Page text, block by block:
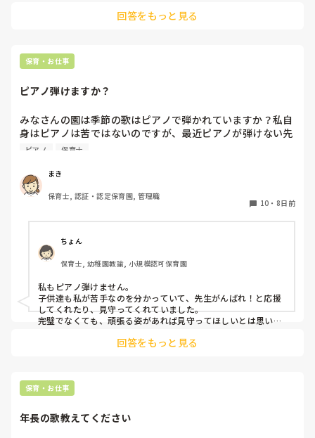
私が働いていた園では暗に必須なところ(練習して来てとか、子
人が、、というところが多かったように感じます。
弾けた方がいいに違いないですが、例えばピアノでなくてギタ
す。
のペースに合わせて楽しく演奏出来れば良いのかなと思いま
す。(もちろん正式なリズムが大切なのもわかっています)
弾ける人がいなければ普段は音源でも仕方ないかなとも思いま
歌いたいですね😊
私も苦手であまり弾けません。
片手で弾くこともあります。笑
回答をもっと見る
保育・お仕事
ピアノ弾けますか？
みなさんの園は季節の歌はピアノで弾かれていますか？私自
身はピアノは苦ではないのですが、最近ピアノが弾けない先
生が多く、季節の歌をうたう際に演奏が止まったり、弾き直
これならもう音源つかったほうがよい？と思うのですが、そ
こは練習すべき…という声もあってよくわからなくなりまし
た💦
ピアノ 保育士
まき
保育士, 認証・認定保育園, 管理職
10 ・ 8日前
ちょん
保育士, 幼稚園教諭, 小規模認可保育園
私もピアノ弾けません。
子供達も私が苦手なのを分かっていて、先生がんばれ！と応援
してくれたり、見守ってくれていました。
完璧でなくても、頑張る姿があれば見守ってほしいとは思いま
回答をもっと見る
保育・お仕事
年長の歌教えてください